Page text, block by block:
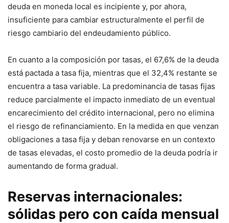
deuda en moneda local es incipiente y, por ahora,
insuficiente para cambiar estructuralmente el perfil de
riesgo cambiario del endeudamiento público.
En cuanto a la composición por tasas, el 67,6% de la deuda
está pactada a tasa fija, mientras que el 32,4% restante se
encuentra a tasa variable. La predominancia de tasas fijas
reduce parcialmente el impacto inmediato de un eventual
encarecimiento del crédito internacional, pero no elimina
el riesgo de refinanciamiento. En la medida en que venzan
obligaciones a tasa fija y deban renovarse en un contexto
de tasas elevadas, el costo promedio de la deuda podría ir
aumentando de forma gradual.
Reservas internacionales:
sólidas pero con caída mensual